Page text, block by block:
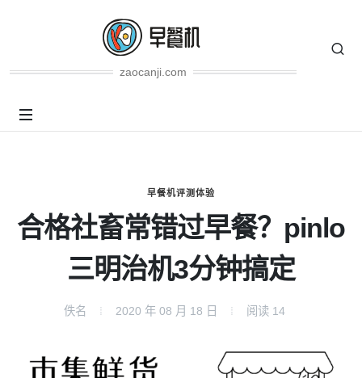
zaocanji.com
早餐机评测体验
合格社畜常错过早餐？pinlo
三明治机3分钟搞定
佚名 2020 年 08 月 18 日 阅读 14